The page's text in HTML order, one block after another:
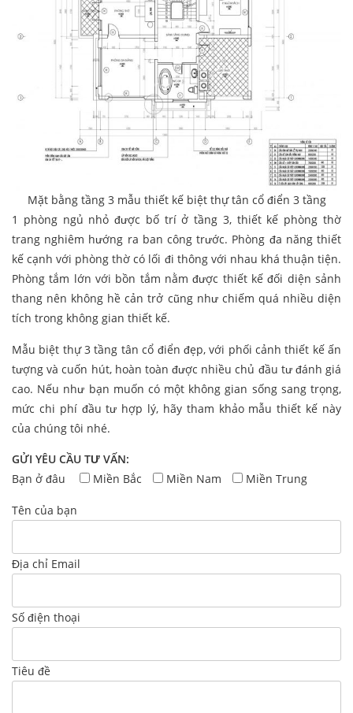
Mặt bằng tầng 3 mẫu thiết kế biệt thự tân cổ điển 3 tầng
1 phòng ngủ nhỏ được bố trí ở tầng 3, thiết kế phòng thờ
trang nghiêm hướng ra ban công trước. Phòng đa năng thiết
kế cạnh với phòng thờ có lối đi thông với nhau khá thuận tiện.
Phòng tắm lớn với bồn tắm nằm được thiết kế đối diện sảnh
thang nên không hề cản trở cũng như chiếm quá nhiều diện
tích trong không gian thiết kế.
Mẫu biệt thự 3 tầng tân cổ điển đẹp, với phối cảnh thiết kế ấn
tượng và cuốn hút, hoàn toàn được nhiều chủ đầu tư đánh giá
cao. Nếu như bạn muốn có một không gian sống sang trọng,
mức chi phí đầu tư hợp lý, hãy tham khảo mẫu thiết kế này
của chúng tôi nhé.
GỬI YÊU CẦU TƯ VẤN:
Bạn ở đâu
Miền Bắc Miền Nam Miền Trung
Tên của bạn
Địa chỉ Email
Số điện thoại
Tiêu đề